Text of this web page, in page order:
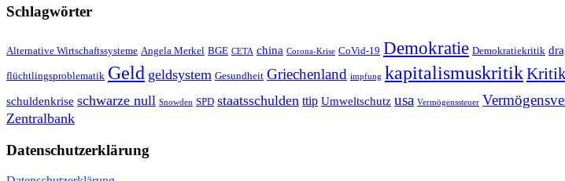
Schlagwörter
Alternative Wirtschaftssysteme Angela Merkel BGE CETA china Corona-Krise CoVid-19 Demokratie Demokratiekritik
flüchtlingsproblematik Geld geldsystem Gesundheit Griechenland impfung kapitalismuskritik
schuldenkrise schwarze null Snowden SPD staatsschulden ttip Umweltschutz usa Vermögenssteuer
Zentralbank
Datenschutzerklärung